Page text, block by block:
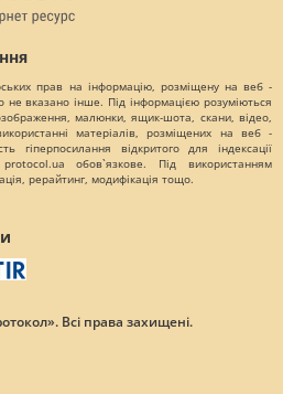
прав на інформацію, розміщену на веб -
не вказано інше. Під інформацією розуміються
малюнки, ящик-шота, скани, відео,
матеріалів, розміщених на веб -
гіперпосилання відкритого для індексації
обов`язкове. Під використанням
рерайтинг, модифікація тощо.
Всі права захищені.